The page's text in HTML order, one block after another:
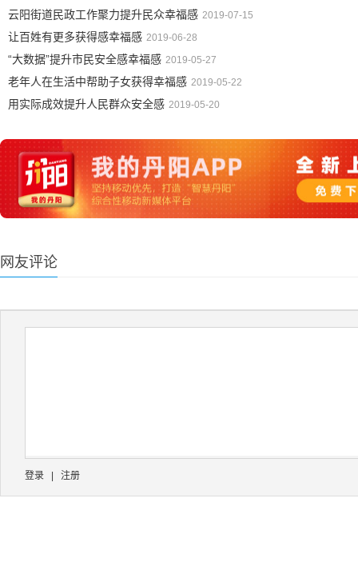
云阳街道民政工作聚力提升民众幸福感 2019-07-15
让百姓有更多获得感幸福感 2019-06-28
“大数据”提升市民安全感幸福感 2019-05-27
老年人在生活中帮助子女获得幸福感 2019-05-22
用实际成效提升人民群众安全感 2019-05-20
网友评论
登录 注册